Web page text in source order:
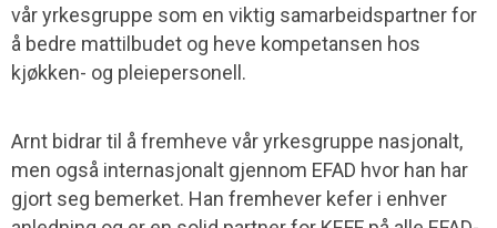
vår yrkesgruppe som en viktig samarbeidspartner for
å bedre mattilbudet og heve kompetansen hos
kjøkken- og pleiepersonell.
Arnt bidrar til å fremheve vår yrkesgruppe nasjonalt,
men også internasjonalt gjennom EFAD hvor han har
gjort seg bemerket. Han fremhever kefer i enhver